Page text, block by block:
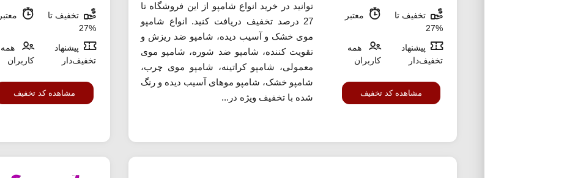
تخفیف تا
%27
معتبر
پیشنهاد
تخفیف‌دار
همه
کاربران
مشاهده کد تخفیف
توانید در خرید انواع شامپو از این فروشگاه تا
27 درصد تخفیف دریافت کنید. انواع شامپو
موی خشک و آسیب دیده، شامپو ضد ریزش و
تقویت کننده، شامپو ضد شوره، شامپو موی
معمولی، شامپو کراتینه، شامپو موی چرب،
شامپو خشک، شامپو موهای آسیب دیده و رنگ
شده با تخفیف ویژه در...
تخفیف تا
%27
معتبر
پیشنهاد
تخفیف‌دار
همه
کاربران
مشاهده کد تخفیف